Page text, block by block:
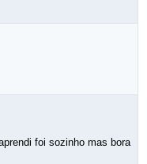
foi sozinho mas bora